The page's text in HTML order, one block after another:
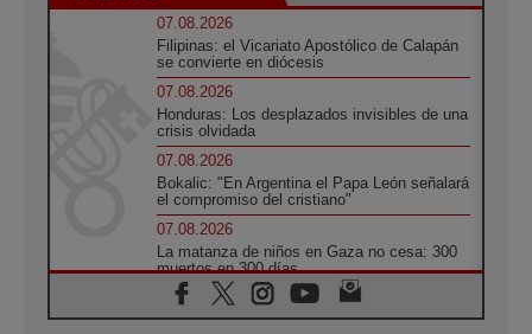
07.08.2026
Filipinas: el Vicariato Apostólico de Calapán
se convierte en diócesis
07.08.2026
Honduras: Los desplazados invisibles de una
crisis olvidada
07.08.2026
Bokalic: "En Argentina el Papa León señalará
el compromiso del cristiano"
07.08.2026
La matanza de niños en Gaza no cesa: 300
muertos en 300 días
07.08.2026
Tagle: La guerra desfigura el mundo, solo la